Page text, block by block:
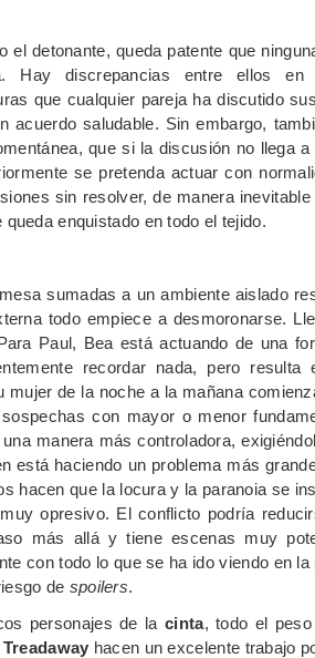
el detonante, queda patente que
Hay discrepancias entre ellos
que cualquier pareja ha discutido
acuerdo saludable. Sin embargo,
que si la discusión no llega
se pretenda actuar con
sin resolver, de manera
enquistado en todo el tejido.
sumadas a un ambiente aislado
todo empiece a desmoronarse.
Paul, Bea está actuando de una
recordar nada, pero resulta
de la noche a la mañana
con mayor o menor
manera más controladora,
está haciendo un problema más
hacen que la locura y la paranoia se
opresivo. El conflicto podría
más allá y tiene escenas muy
con todo lo que se ha ido viendo en la
de spoilers.
personajes de lacinta, todo el
hacen un excelente trabajo